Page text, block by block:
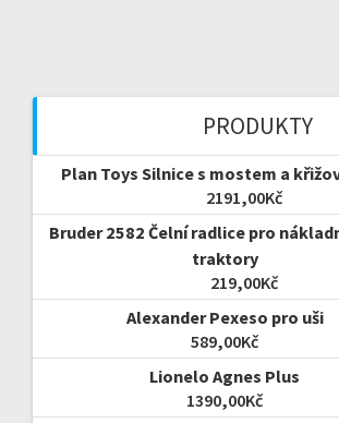
PRODUKTY
Plan Toys Silnice s mostem a
2191,00Kč
Bruder 2582 Čelní radlice pro
traktory
219,00Kč
Alexander Pexeso pro uši
589,00Kč
Lionelo Agnes Plus
1390,00Kč